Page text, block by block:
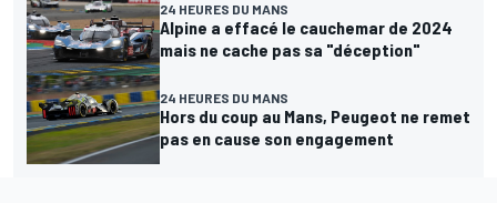
24 HEURES DU MANS
Alpine a effacé le cauchemar de 2024
mais ne cache pas sa "déception"
24 HEURES DU MANS
Hors du coup au Mans, Peugeot ne remet
pas en cause son engagement